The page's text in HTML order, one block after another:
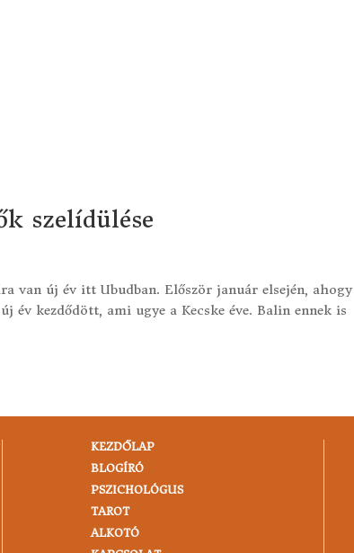
szelídülése
van új év itt Ubudban. Először január elsején, ahogy
év kezdődött, ami ugye a Kecske éve. Balin ennek is
KEZDŐLAP
BLOGÍRÓ
PSZICHOLÓGUS
TAROT
ALKOTÓ